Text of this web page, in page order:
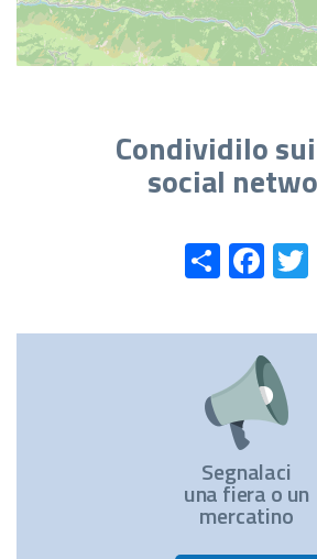
Condividilo
social
Share
Segnalaci
una fiera o un
mercatino